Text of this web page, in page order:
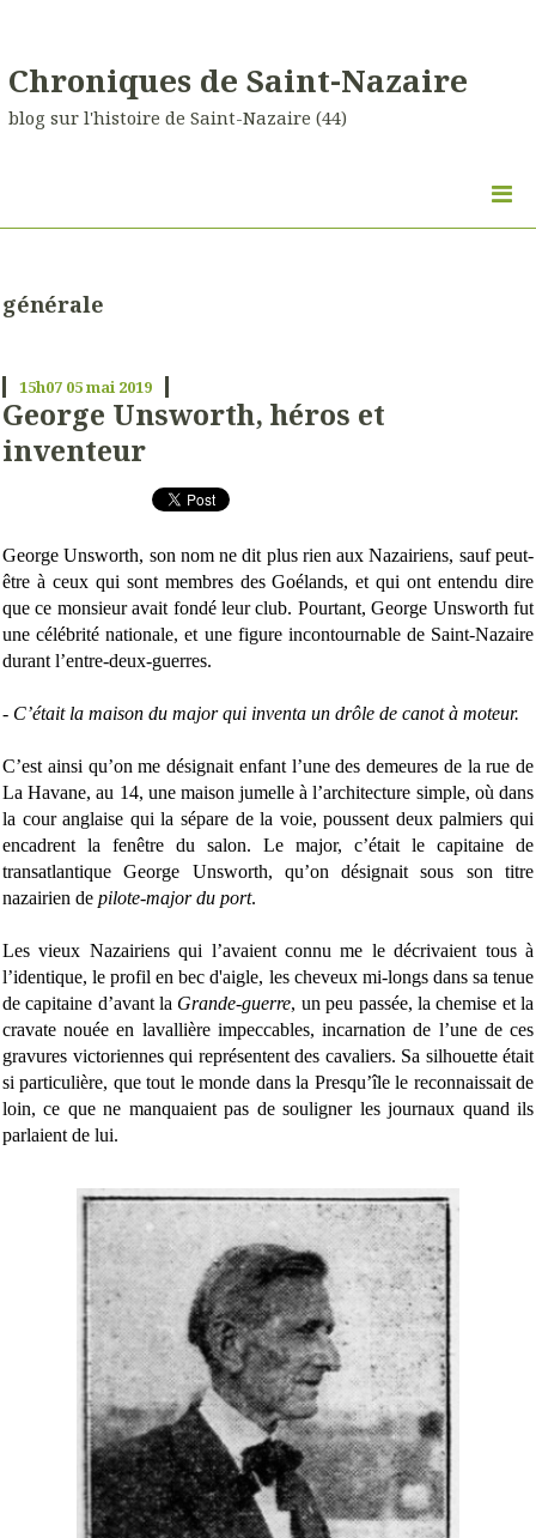
Chroniques de Saint-Nazaire
blog sur l'histoire de Saint-Nazaire (44)
générale
15h07 05mai 2019
George Unsworth, héros et
inventeur
George Unsworth, son nom ne dit plus rien aux Nazairiens, sauf peut-
être à ceux qui sont membres des Goélands, et qui ont entendu dire
que ce monsieur avait fondé leur club. Pourtant, George Unsworth fut
une célébrité nationale, et une figure incontournable de Saint-Nazaire
durant l’entre-deux-guerres.
- C’était la maison du major qui inventa un drôle de canot à moteur.
C’est ainsi qu’on me désignait enfant l’une des demeures de la rue de
La Havane, au 14, une maison jumelle à l’architecture simple, où dans
la cour anglaise qui la sépare de la voie, poussent deux palmiers qui
encadrent la fenêtre du salon. Le major, c’était le capitaine de
transatlantique George Unsworth, qu’on désignait sous son titre
nazairien de pilote-major du port.
Les vieux Nazairiens qui l’avaient connu me le décrivaient tous à
l’identique, le profil en bec d'aigle, les cheveux mi-longs dans sa tenue
de capitaine d’avant la Grande-guerre, un peu passée, la chemise et la
cravate nouée en lavallière impeccables, incarnation de l’une de ces
gravures victoriennes qui représentent des cavaliers. Sa silhouette était
si particulière, que tout le monde dans la Presqu’île le reconnaissait de
loin, ce que ne manquaient pas de souligner les journaux quand ils
parlaient de lui.